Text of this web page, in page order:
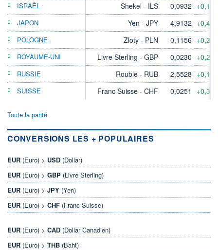
ISRAËL Shekel - ILS 0,0932
JAPON Yen - JPY 4,9132
POLOGNE Zloty - PLN 0,1156
ROYAUME-UNI Livre Sterling - GBP 0,0230
RUSSIE Rouble - RUB 2,5528
SUISSE Franc Suisse - CHF 0,0251
Toute la parité
CONVERSIONS LES + POPULAIRES
EUR (Euro) > USD (Dollar)
EUR (Euro) > GBP (Livre Sterling)
EUR (Euro) > JPY (Yen)
EUR (Euro) > CHF (Franc Suisse)
EUR (Euro) > CAD (Dollar Canadien)
EUR (Euro) > THB (Baht)